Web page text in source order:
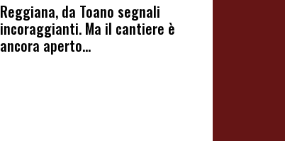
Reggiana, da Toano segnali
incoraggianti. Ma il cantiere è
ancora aperto...